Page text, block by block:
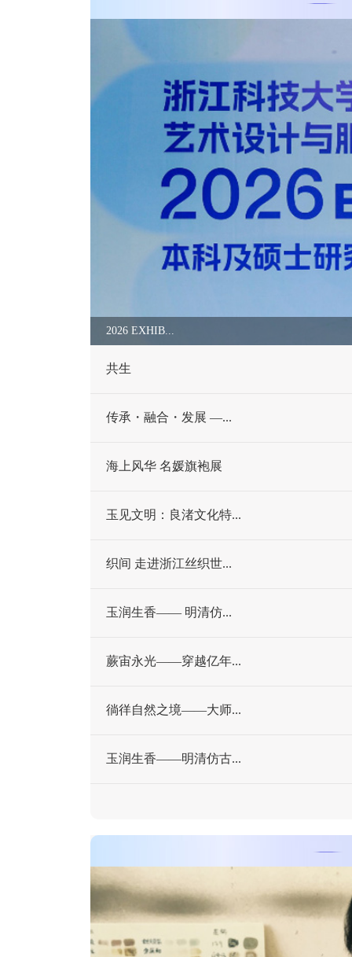
2026 EXHIB...
共生
传承・融合・发展 —...
海上风华 名媛旗袍展
玉见文明：良渚文化特...
织间 走进浙江丝织世...
玉润生香—— 明清仿...
蕨宙永光——穿越亿年...
徜徉自然之境——大师...
玉润生香——明清仿古...